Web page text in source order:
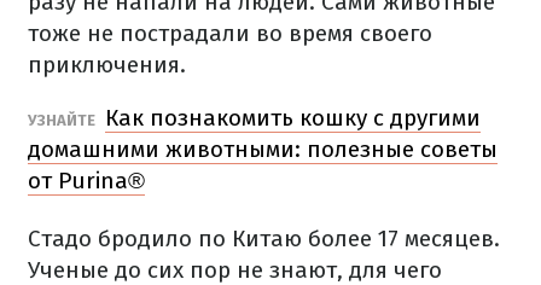
тоже не пострадали во время своего
приключения.
УЗНАЙТЕ
Как познакомить кошку с другими
домашними животными: полезные советы
от Purina®
Стадо бродило по Китаю более 17 месяцев.
Ученые до сих пор не знают, для чего